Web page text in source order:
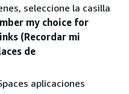
seleccione la casilla
my choice for
(Recordar mi
de
aplicaciones